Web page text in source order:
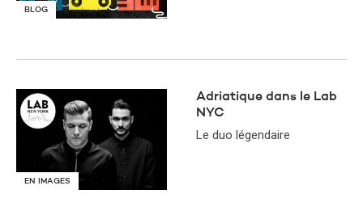
BLOG
EN IMAGES
Adriatique dans le Lab
NYC
Le duo légendaire